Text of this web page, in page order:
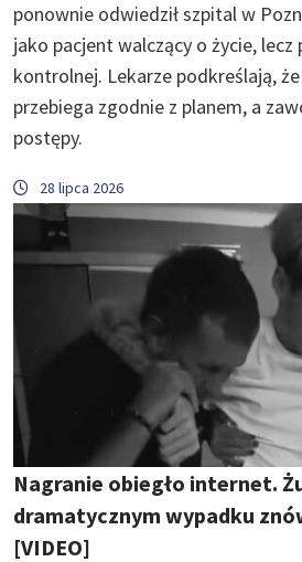
ponownie odwiedził szpital w
jako pacjent walczący o życie,
kontrolnej. Lekarze podkreślają,
przebiega zgodnie z planem, a
postępy.
28 lipca 2026
Nagranie obiegło internet.
dramatycznym wypadku
[VIDEO]